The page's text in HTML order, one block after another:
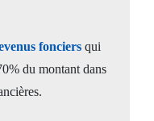
fonciers qui
du montant dans